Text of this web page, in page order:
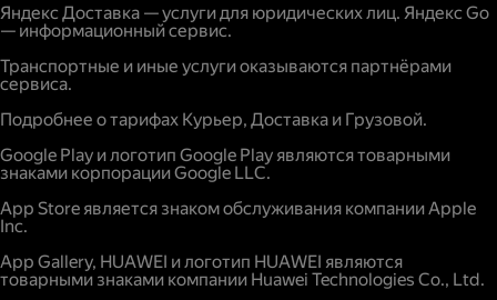
Яндекс Доставка — услуги для юридических лиц. Яндекс Go
— информационный сервис.
Транспортные и иные услуги оказываются партнёрами
сервиса.
Подробнее о тарифах Курьер, Доставка и Грузовой.
Google Play и логотип Google Play являются товарными
знаками корпорации Google LLC.
App Store является знаком обслуживания компании Apple
Inc.
App Gallery, HUAWEI и логотип HUAWEI являются
товарными знаками компании Huawei Technologies Co., Ltd.